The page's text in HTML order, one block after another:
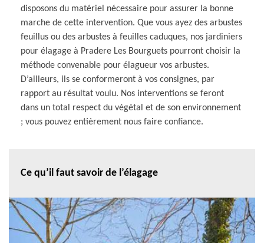
disposons du matériel nécessaire pour assurer la bonne
marche de cette intervention. Que vous ayez des arbustes
feuillus ou des arbustes à feuilles caduques, nos jardiniers
pour élagage à Pradere Les Bourguets pourront choisir la
méthode convenable pour élagueur vos arbustes.
D’ailleurs, ils se conformeront à vos consignes, par
rapport au résultat voulu. Nos interventions se feront
dans un total respect du végétal et de son environnement
; vous pouvez entièrement nous faire confiance.
Ce qu’il faut savoir de l’élagage